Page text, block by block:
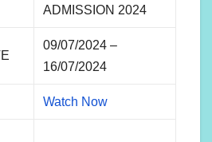
ADMISSION 2024
09/07/2024 –
16/07/2024
Watch Now